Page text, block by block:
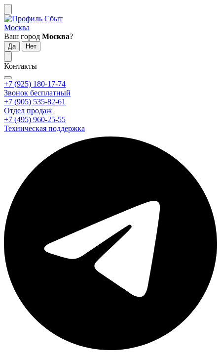
Москва
Ваш город Москва?
Контакты
+7 (925) 180-17-74
Звонок бесплатный
+7 (905) 535-82-61
Отдел продаж
+7 (495) 960-25-55
Техническая поддержка